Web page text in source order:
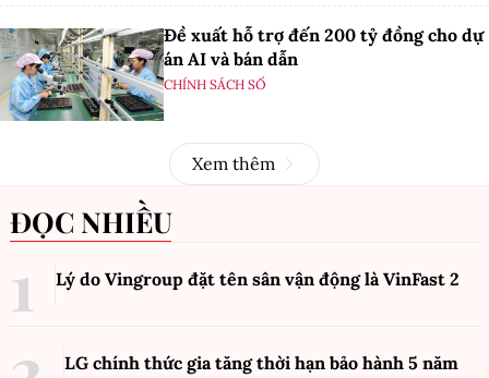
Đề xuất hỗ trợ đến 200 tỷ đồng cho dự
án AI và bán dẫn
CHÍNH SÁCH SỐ
Xem thêm
ĐỌC NHIỀU
Lý do Vingroup đặt tên sân vận động là VinFast 2
LG chính thức gia tăng thời hạn bảo hành 5 năm